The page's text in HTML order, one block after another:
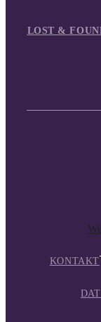
LOST &
KONTAKT